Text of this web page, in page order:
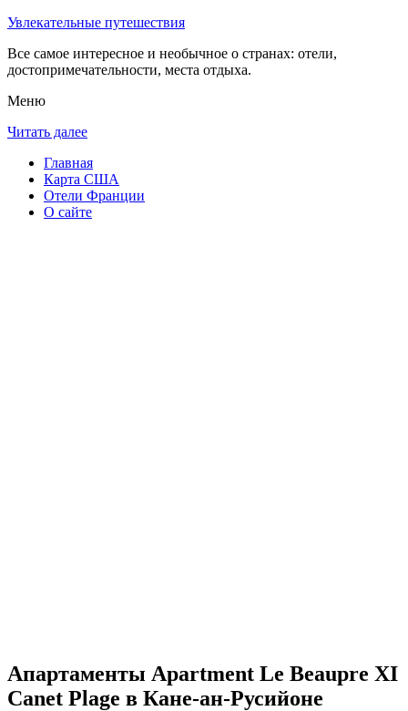
Увлекательные путешествия
Все самое интересное и необычное о странах: отели,
достопримечательности, места отдыха.
Меню
Читать далее
Главная
Карта США
Отели Франции
О сайте
Апартаменты Apartment Le Beaupre XI
Canet Plage в Кане-ан-Русийоне